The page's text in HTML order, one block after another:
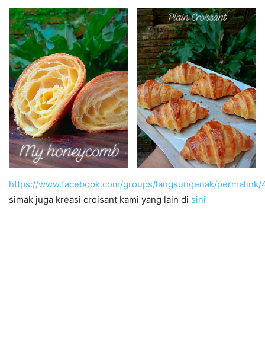
https://www.facebook.com/groups/langsungenak/permalink/
simak juga kreasi croisant kami yang lain di sini